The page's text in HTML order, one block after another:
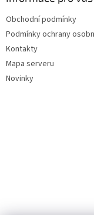
Obchodní podmínky
Podmínky ochrany
Kontakty
Mapa serveru
Novinky